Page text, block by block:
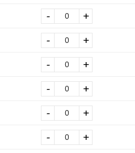
+
-
+
-
+
-
+
-
+
-
+
-